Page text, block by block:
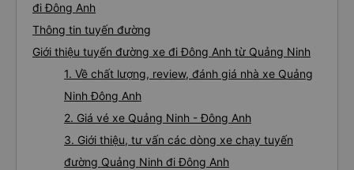
đi Đông Anh
Thông tin tuyến đường
Giới thiệu tuyến đường xe đi Đông Anh từ Quảng Ninh
1. Về chất lượng, review, đánh giá nhà xe Quảng
Ninh Đông Anh
2. Giá vé xe Quảng Ninh - Đông Anh
3. Giới thiệu, tư vấn các dòng xe chạy tuyến
đường Quảng Ninh đi Đông Anh